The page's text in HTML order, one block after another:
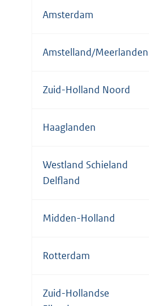
Amsterdam
Amstelland/Meerlanden
Zuid-Holland Noord
Haaglanden
Westland Schieland
Delfland
Midden-Holland
Rotterdam
Zuid-Hollandse